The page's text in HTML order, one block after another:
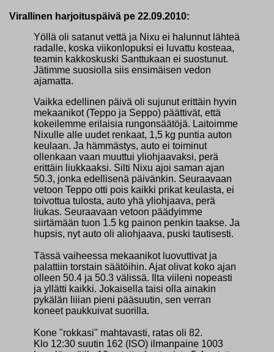
Virallinen harjoituspäivä pe 22.09.2010:
Yöllä oli satanut vettä ja Nixu ei halunnut lähteä
radalle, koska viikonlopuksi ei luvattu kosteaa,
teamin kakkoskuski Santtukaan ei suostunut.
Jätimme suosiolla siis ensimäisen vedon
ajamatta.
Vaikka edellinen päivä oli sujunut erittäin hyvin
mekaanikot (Teppo ja Seppo) päättivät, että
kokeilemme erilaisia rungonsäätöjä. Laitoimme
Nixulle alle uudet renkaat, 1,5 kg puntia auton
keulaan. Ja hämmästys, auto ei toiminut
ollenkaan vaan muuttui yliohjaavaksi, perä
erittäin liukkaaksi. Silti Nixu ajoi saman ajan
50.3, jonka edellisenä päivänkin. Seuraavaan
vetoon Teppo otti pois kaikki prikat keulasta, ei
toivottua tulosta, auto yhä yliohjaava, perä
liukas. Seuraavaan vetoon päädyimme
siirtämään tuon 1.5 kg painon penkin taakse. Ja
hupsis, nyt auto oli aliohjaava, puski tautisesti.
Tässä vaiheessa mekaanikot luovuttivat ja
palattiin torstain säätöihin. Ajat olivat koko ajan
olleen 50.4 ja 50.3 välissä. Ilta viileni nopeasti
ja yllätti kaikki. Jokaisella taisi olla ainakin
pykälän liiian pieni pääsuutin, sen verran
koneet paukkuivat suorilla.
Kone "rokkasi" mahtavasti, ratas oli 82.
Klo 12:30 suutin 162 (ISO) ilmanpaine 1003